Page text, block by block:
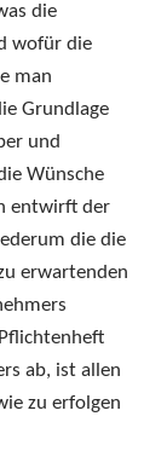
die
wofür die
man
Grundlage
und
Wünsche
entwirft der
die die
erwartenden
ab, ist allen
zu erfolgen